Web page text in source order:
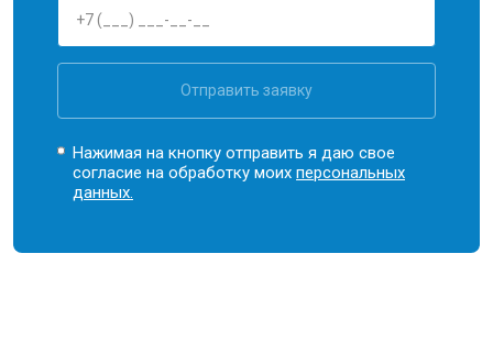
Отправить заявку
Нажимая на кнопку отправить я даю свое
согласие на обработку моихперсональных
данных.